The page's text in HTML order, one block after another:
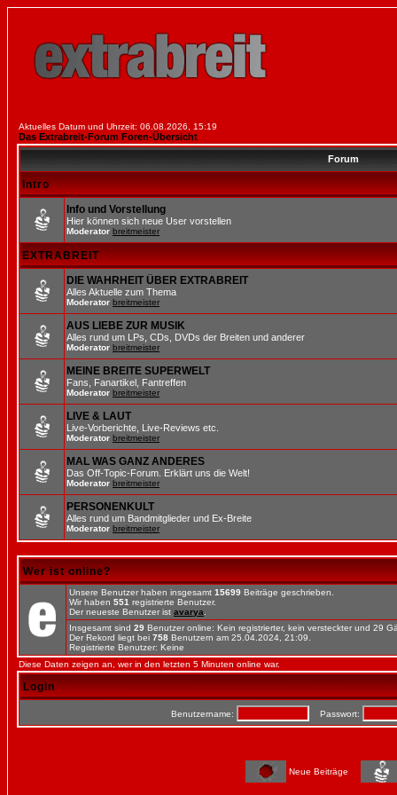
Aktuelles Datum und Uhrzeit: 06.08.2026, 15:19
Das Extrabreit-Forum Foren-Übersicht
Forum
Intro
Info und Vorstellung
Hier können sich neue User vorstellen
Moderator breitmeister
EXTRABREIT
DIE WAHRHEIT ÜBER EXTRABREIT
Alles Aktuelle zum Thema
Moderator breitmeister
AUS LIEBE ZUR MUSIK
Alles rund um LPs, CDs, DVDs der Breiten und anderer
Moderator breitmeister
MEINE BREITE SUPERWELT
Fans, Fanartikel, Fantreffen
Moderator breitmeister
LIVE & LAUT
Live-Vorberichte, Live-Reviews etc.
Moderator breitmeister
MAL WAS GANZ ANDERES
Das Off-Topic-Forum. Erklärt uns die Welt!
Moderator breitmeister
PERSONENKULT
Alles rund um Bandmitglieder und Ex-Breite
Moderator breitmeister
Wer ist online?
Unsere Benutzer haben insgesamt 15699 Beiträge geschrieben.
Wir haben 551 registrierte Benutzer.
Der neueste Benutzer ist avarya
Insgesamt sind 29 Benutzer online: Kein registrierter, kein versteckter und 29
Der Rekord liegt bei 758 Benutzern am 25.04.2024, 21:09.
Registrierte Benutzer: Keine
Diese Daten zeigen an, wer in den letzten 5 Minuten online war.
Login
Benutzername: Passwort:
Neue Beiträge